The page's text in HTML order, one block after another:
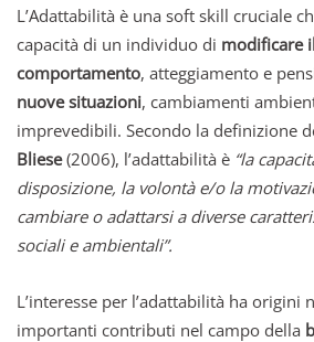
L’Adattabilità è una soft skill cruciale
capacità di un individuo di modificare
comportamento, atteggiamento e
nuove situazioni, cambiamenti
imprevedibili. Secondo la definizione
Bliese(2006), l’adattabilità è “la
disposizione, la volontà e/o la
cambiare o adattarsi a diverse
sociali e ambientali”.
L’interesse per l’adattabilità ha origini
importanti contributi nel campo della